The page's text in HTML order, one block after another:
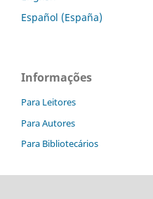
Español (España)
Informações
Para Leitores
Para Autores
Para Bibliotecários